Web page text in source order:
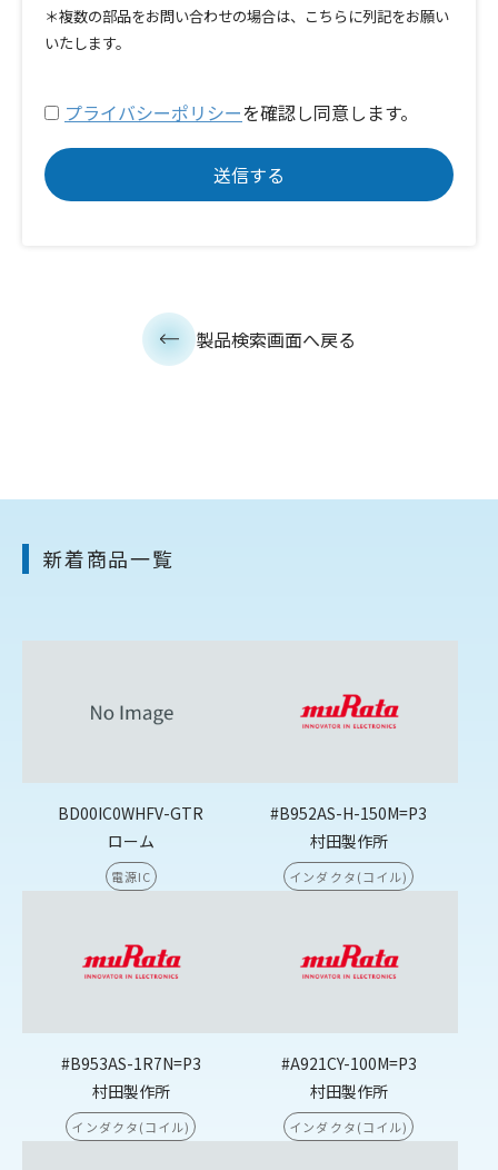
＊複数の部品をお問い合わせの場合は、こちらに列記をお願い
いたします。
プライバシーポリシーを確認し同意します。
製品検索画面へ戻る
新着商品一覧
BD00IC0WHFV-GTR
ローム
電源IC
#B952AS-H-150M=P3
村田製作所
インダクタ(コイル)
#B953AS-1R7N=P3
村田製作所
インダクタ(コイル)
#A921CY-100M=P3
村田製作所
インダクタ(コイル)